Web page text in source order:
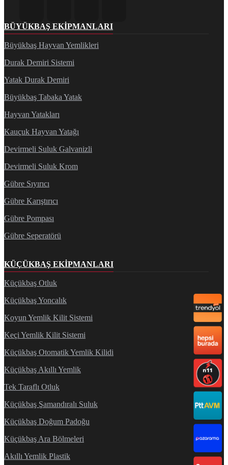
BÜYÜKBAŞ EKIPMANLARI
Büyükbaş Hayvan Yemlikleri
Durak Demiri Sistemi
Yatak Durak Demiri
Büyükbaş Tabaka Yatak
Hayvan Yatakları
Kauçuk Hayvan Yatağı
Devirmeli Suluk Galvanizli
Devirmeli Suluk Krom
Gübre Sıyırıcı
Gübre Karıştırıcı
Gübre Pompası
Gübre Seperatörü
KÜÇÜKBAŞ EKIPMANLARI
Küçükbaş Otluk
Küçükbaş Yoncalık
Koyun Yemlik Kilit Sistemi
Keçi Yemlik Kilit Sistemi
Küçükbaş Otomatik Yemlik Kilidi
Küçükbaş Akıllı Yemlik
Tek Taraflı Otluk
Küçükbaş Şamandıralı Suluk
Küçükbaş Doğum Padoğu
Küçükbaş Ara Bölmeleri
Akıllı Yemlik Plastik